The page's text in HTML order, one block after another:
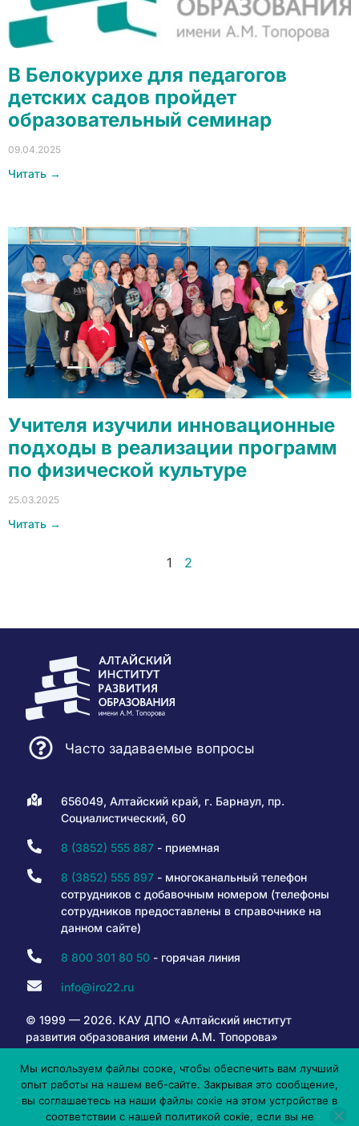
В Белокурихе для педагогов
детских садов пройдет
образовательный семинар
09.04.2025
Читать →
Учителя изучили инновационные
подходы в реализации программ
по физической культуре
25.03.2025
Читать →
1 2
Часто задаваемые вопросы
656049, Алтайский край, г. Барнаул, пр.
Социалистический, 60
8 (3852) 555 887- приемная
8 (3852) 555 897- многоканальный телефон
сотрудников с добавочным номером (телефоны
сотрудников предоставлены в справочнике на
данном сайте)
8 800 301 80 50- горячая линия
info@iro22.ru
© 1999 — 2026. КАУ ДПО «Алтайский институт
развития образования имени А.М. Топорова»
6+
Мы используем файлы сооке, чтобы обеспечить вам лучший
опыт работы на нашем веб-сайте. Закрывая это сообщение,
вы соглашаетесь на наши файлы сокіе на этом устройстве в
соответствии с нашей политикой сокіе, если вы не